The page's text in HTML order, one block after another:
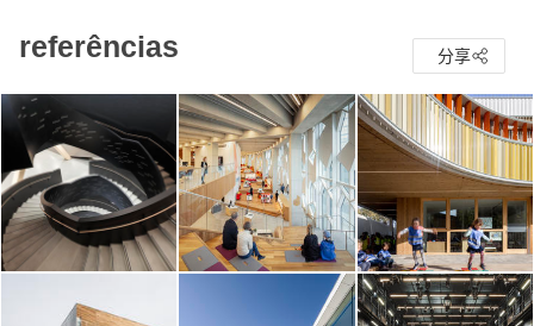
referências 分享